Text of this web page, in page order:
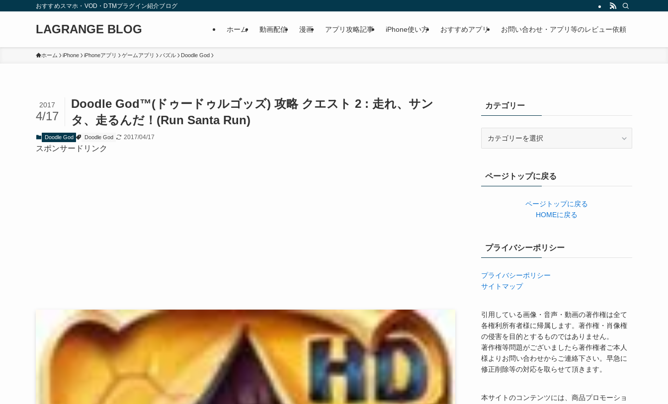
おすすめスマホ・VOD・DTMプラグイン紹介ブログ
LAGRANGE BLOG ホーム 動画配信 漫画 アプリ攻略記事 iPhone使い方 おすすめアプリ お問い合わせ・アプリ等のレビュー依頼
ホーム iPhone iPhoneアプリ ゲームアプリ パズル Doodle God
Doodle God™(ドゥードゥルゴッズ) 攻略 クエスト 2 : 走れ、サン
タ、走るんだ！(Run Santa Run)
2017
4/17
Doodle God Doodle God 2017/04/17
スポンサードリンク
カテゴリー
ーページトップに戻る
ページトップに戻る
HOMEに戻る
プライバシーポリシー
プライバシーポリシー
サイトマップ
引用している画像・音声・動画の著作権は全て
各権利所有者様に帰属します。著作権・肖像権
の侵害を目的とするものではありません。
著作権等問題がございましたら著作権者ご本人
様よりお問い合わせからご連絡下さい。早急に
修正削除等の対応を取らせて頂きます。
本サイトのコンテンツには、商品プロモーショ